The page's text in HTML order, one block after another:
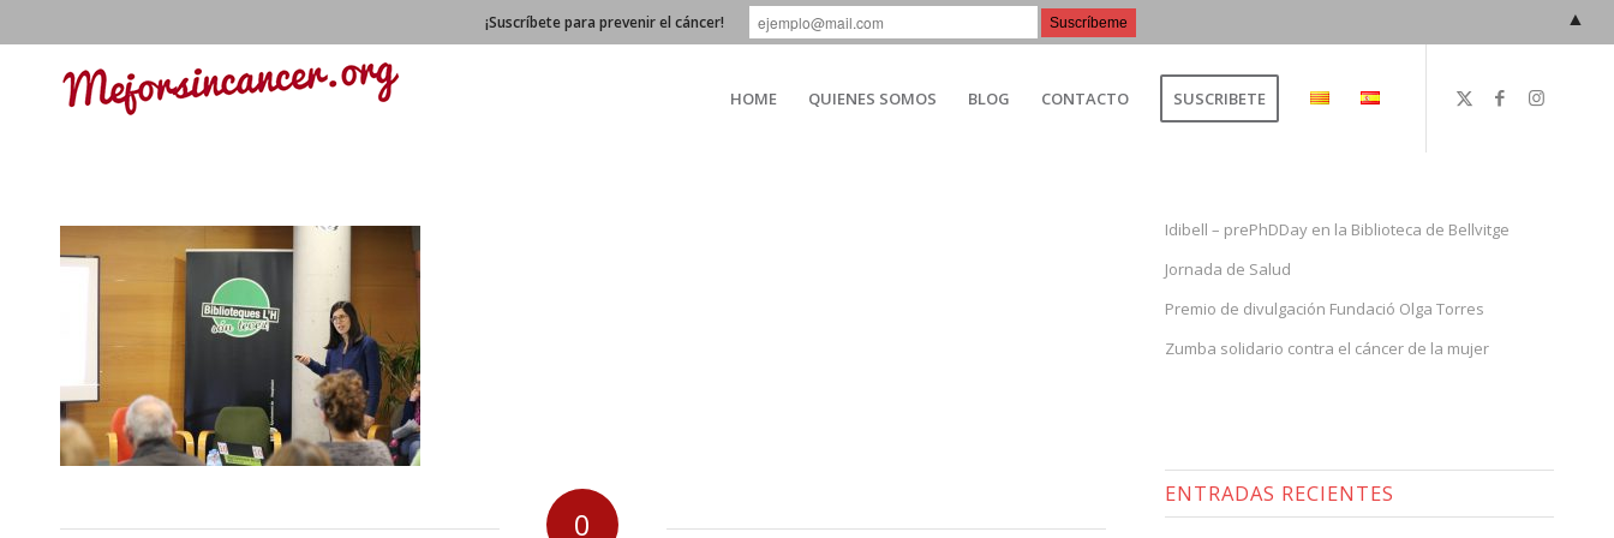
HOME QUIENES SOMOS BLOG CONTACTO SUSCRIBETE
0
Idibell – prePhDDay en la Biblioteca de Bellvitge
Jornada de Salud
Premio de divulgación Fundació Olga Torres
Zumba solidario contra el cáncer de la mujer
ENTRADAS RECIENTES
¡Suscríbete para prevenir el cáncer! ▲